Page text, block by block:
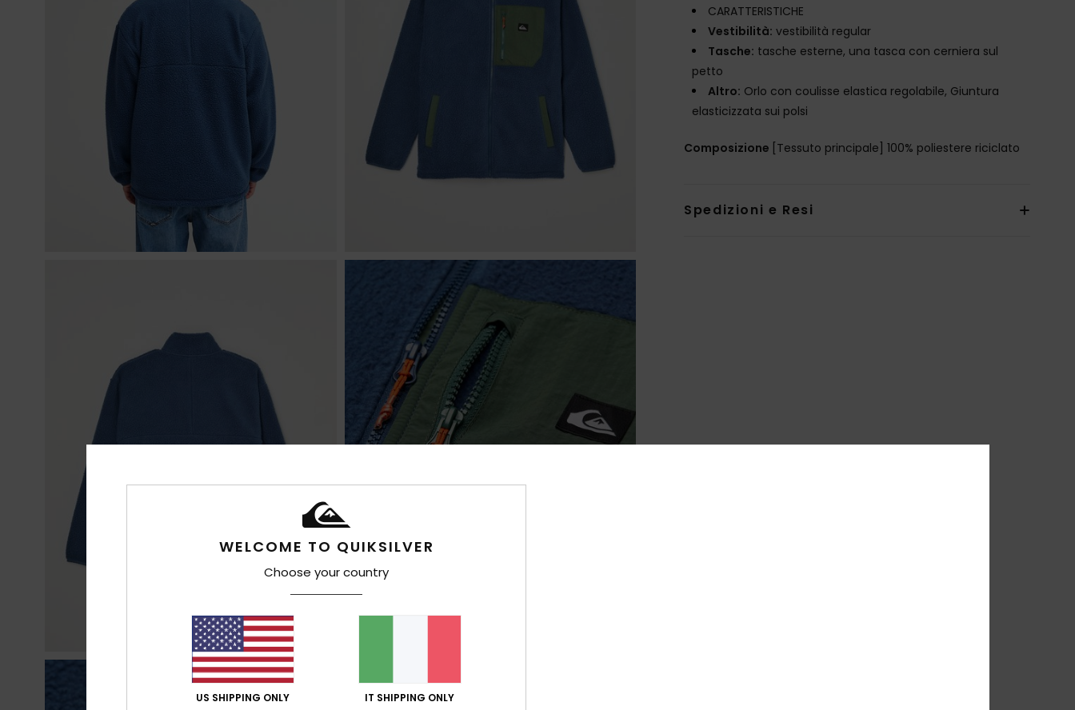
CARATTERISTICHE
Vestibilità: vestibilità regular
Tasche: tasche esterne, una tasca con cerniera sul
petto
Altro: Orlo con coulisse elastica regolabile, Giuntura
elasticizzata sui polsi
Composizione [Tessuto principale] 100% poliestere riciclato
Spedizioni e Resi
WELCOME TO QUIKSILVER
Choose your country
US SHIPPING ONLY IT SHIPPING ONLY